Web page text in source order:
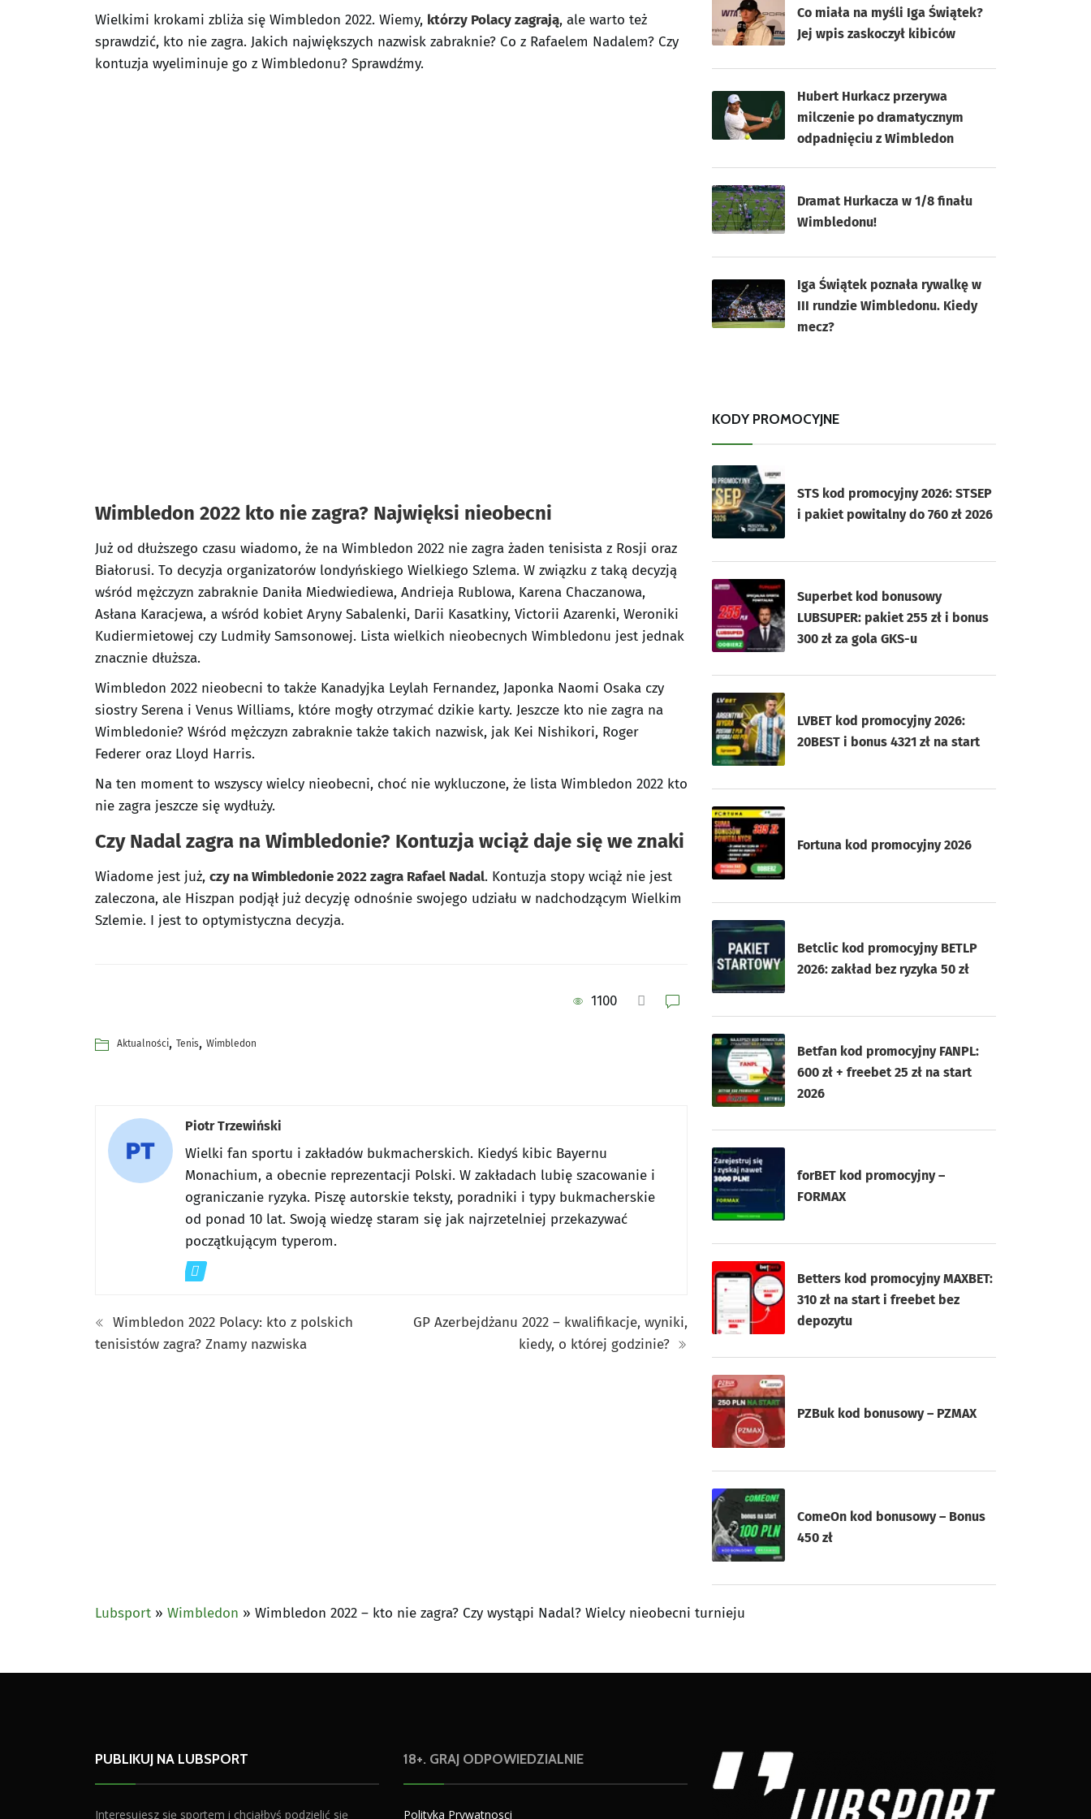
Wielkimi krokami zbliża się Wimbledon 2022. Wiemy, którzy Polacy zagrają, ale warto też
sprawdzić, kto nie zagra. Jakich największych nazwisk zabraknie? Co z Rafaelem Nadalem? Czy
kontuzja wyeliminuje go z Wimbledonu? Sprawdźmy.
Wimbledon 2022 kto nie zagra? Najwięksi nieobecni
Już od dłuższego czasu wiadomo, że na Wimbledon 2022 nie zagra żaden tenisista z Rosji oraz
Białorusi. To decyzja organizatorów londyńskiego Wielkiego Szlema. W związku z taką decyzją
wśród mężczyzn zabraknie Daniła Miedwiediewa, Andrieja Rublowa, Karena Chaczanowa,
Asłana Karacjewa, a wśród kobiet Aryny Sabalenki, Darii Kasatkiny, Victorii Azarenki, Weroniki
Kudiermietowej czy Ludmiły Samsonowej. Lista wielkich nieobecnych Wimbledonu jest jednak
znacznie dłuższa.
Wimbledon 2022 nieobecni to także Kanadyjka Leylah Fernandez, Japonka Naomi Osaka czy
siostry Serena i Venus Williams, które mogły otrzymać dzikie karty. Jeszcze kto nie zagra na
Wimbledonie? Wśród mężczyzn zabraknie także takich nazwisk, jak Kei Nishikori, Roger
Federer oraz Lloyd Harris.
Na ten moment to wszyscy wielcy nieobecni, choć nie wykluczone, że lista Wimbledon 2022 kto
nie zagra jeszcze się wydłuży.
Czy Nadal zagra na Wimbledonie? Kontuzja wciąż daje się we znaki
Wiadome jest już, czy na Wimbledonie 2022 zagra Rafael Nadal. Kontuzja stopy wciąż nie jest
zaleczona, ale Hiszpan podjął już decyzję odnośnie swojego udziału w nadchodzącym Wielkim
Szlemie. I jest to optymistyczna decyzja.
1100
Aktualności, Tenis, Wimbledon
Piotr Trzewiński
Wielki fan sportu i zakładów bukmacherskich. Kiedyś kibic Bayernu
Monachium, a obecnie reprezentacji Polski. W zakładach lubię szacowanie i
ograniczanie ryzyka. Piszę autorskie teksty, poradniki i typy bukmacherskie
od ponad 10 lat. Swoją wiedzę staram się jak najrzetelniej przekazywać
początkującym typerom.
Wimbledon 2022 Polacy: kto z polskich
tenisistów zagra? Znamy nazwiska
GP Azerbejdżanu 2022 – kwalifikacje, wyniki,
kiedy, o której godzinie?
Co miała na myśli Iga Świątek?
Jej wpis zaskoczył kibiców
Hubert Hurkacz przerywa
milczenie po dramatycznym
odpadnięciu z Wimbledon
Dramat Hurkacza w 1/8 finału
Wimbledonu!
Iga Świątek poznała rywalkę w
III rundzie Wimbledonu. Kiedy
mecz?
KODY PROMOCYJNE
STS kod promocyjny 2026: STSEP
i pakiet powitalny do 760 zł 2026
Superbet kod bonusowy
LUBSUPER: pakiet 255 zł i bonus
300 zł za gola GKS-u
LVBET kod promocyjny 2026:
20BEST i bonus 4321 zł na start
Fortuna kod promocyjny 2026
Betclic kod promocyjny BETLP
2026: zakład bez ryzyka 50 zł
Betfan kod promocyjny FANPL:
600 zł + freebet 25 zł na start
2026
forBET kod promocyjny –
FORMAX
Betters kod promocyjny MAXBET:
310 zł na start i freebet bez
depozytu
PZBuk kod bonusowy – PZMAX
ComeOn kod bonusowy – Bonus
450 zł
Lubsport » Wimbledon » Wimbledon 2022 – kto nie zagra? Czy wystąpi Nadal? Wielcy nieobecni turnieju
PUBLIKUJ NA LUBSPORT
Interesujesz się sportem i chciałbyś podzielić się
18+. GRAJ ODPOWIEDZIALNIE
Polityka Prywatnosci